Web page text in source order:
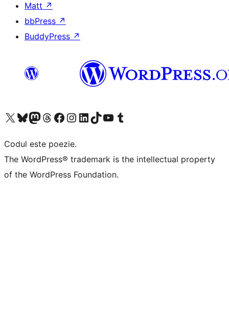
Matt ↗
bbPress ↗
BuddyPress ↗
Mergi la contul nostru X (fost Twitter)
Vizitează contul nostru Bluesky
Vizitează contul nostru Mastodon
Vizitează contul nostru Threads
Vizitează pagina noastră Facebook
Vizitează-ne pe Instagram
Vizitează-ne pe LinkedIn
Vizitează contul nostru TikTok
Vizitează canalul nostru YouTube
Vizitează contul nostru Tumblr
Codul este poezie.
The WordPress® trademark is the intellectual property
of the WordPress Foundation.